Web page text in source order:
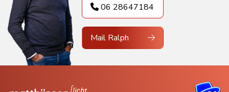
06 28647184
Mail Ralph